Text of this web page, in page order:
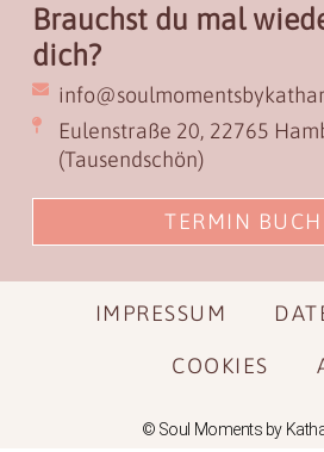
Brauchst du mal
dich?
Eulenstraße 20, 22765
(Tausendschön)
TERMIN
IMPRESSUM
COOKIES
© Soul Moments by